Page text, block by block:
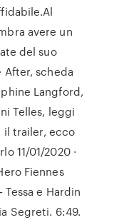
avere un
del suo
After, scheda
Langford,
Telles, leggi
il trailer, ecco
11/01/2020 ·
Fiennes
e Hardin
Segreti. 6:49.